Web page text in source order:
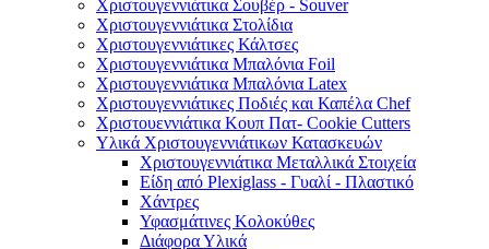
Χριστουγεννιάτικα Σουβέρ - Souver
Χριστουγεννιάτικα Στολίδια
Χριστουγεννιάτικες Κάλτσες
Χριστουγεννιάτικα Μπαλόνια Foil
Χριστουγεννιάτικα Μπαλόνια Latex
Χριστουγεννιάτικες Ποδιές και Καπέλα Chef
Χριστουεννιάτικα Κουπ Πατ- Cookie Cutters
Υλικά Χριστουγεννιάτικων Κατασκευών
Χριστουγεννιάτικα Μεταλλικά Στοιχεία
Είδη από Plexiglass - Γυαλί - Πλαστικό
Χάντρες
Υφασμάτινες Κολοκύθες
Διάφορα Υλικά